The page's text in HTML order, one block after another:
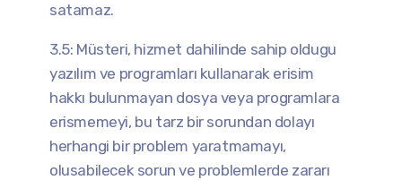
satamaz.
3.5: Müsteri, hizmet dahilinde sahip oldugu
yazılım ve programları kullanarak erisim
hakkı bulunmayan dosya veya programlara
erismemeyi, bu tarz bir sorundan dolayı
herhangi bir problem yaratmamayı,
olusabilecek sorun ve problemlerde zararı